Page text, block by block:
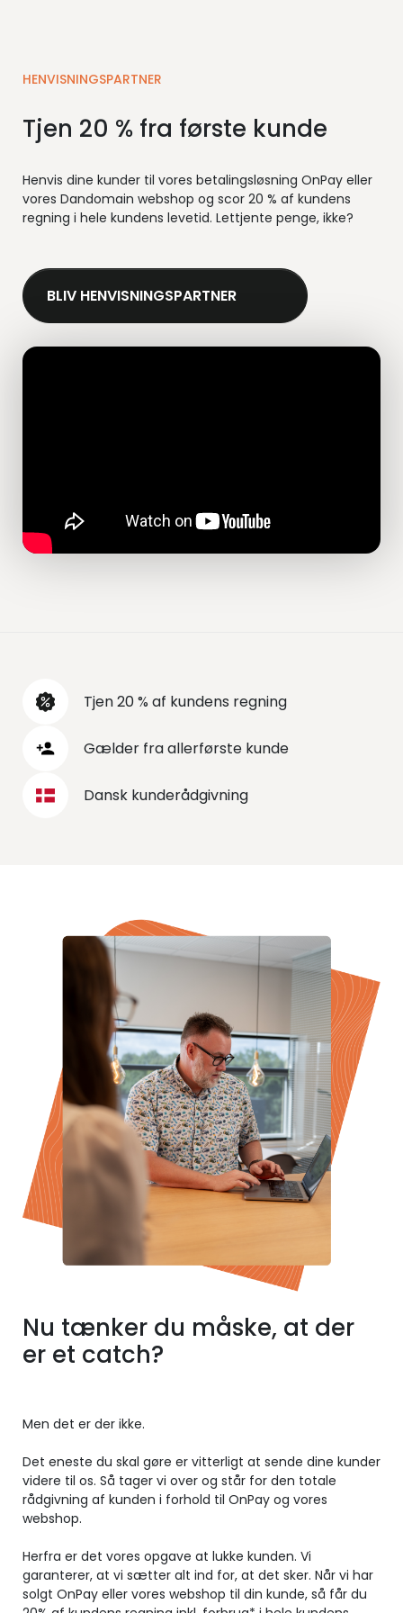
HENVISNINGSPARTNER
Tjen 20 % fra første kunde
Henvis dine kunder til vores betalingsløsning OnPay eller
vores Dandomain webshop og scor 20 % af kundens
regning i hele kundens levetid. Lettjente penge, ikke?
BLIV HENVISNINGSPARTNER
Tjen 20 % af kundens regning
Gælder fra allerførste kunde
Dansk kunderådgivning
Nu tænker du måske, at der
er et catch?
Men det er der ikke.
Det eneste du skal gøre er vitterligt at sende dine kunder
videre til os. Så tager vi over og står for den totale
rådgivning af kunden i forhold til OnPay og vores
webshop.
Herfra er det vores opgave at lukke kunden. Vi
garanterer, at vi sætter alt ind for, at det sker. Når vi har
solgt OnPay eller vores webshop til din kunde, så får du